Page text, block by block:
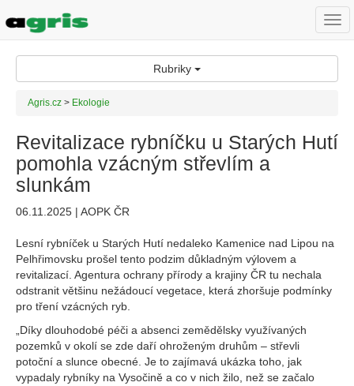
Rubriky
Agris.cz > Ekologie
Revitalizace rybníčku u Starých Hutí
pomohla vzácným střevlím a
slunkám
06.11.2025 | AOPK ČR
Lesní rybníček u Starých Hutí nedaleko Kamenice nad Lipou na
Pelhřimovsku prošel tento podzim důkladným výlovem a
revitalizací. Agentura ochrany přírody a krajiny ČR tu nechala
odstranit většinu nežádoucí vegetace, která zhoršuje podmínky
pro tření vzácných ryb.
„Díky dlouhodobé péči a absenci zemědělsky využívaných
pozemků v okolí se zde daří ohroženým druhům – střevli
potoční a slunce obecné. Je to zajímavá ukázka toho, jak
vypadaly rybníky na Vysočině a co v nich žilo, než se začalo